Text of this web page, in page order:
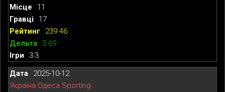
11
17
239.46
3.69
3:3
2025-10-12
Україна.Одеса.Sporting.